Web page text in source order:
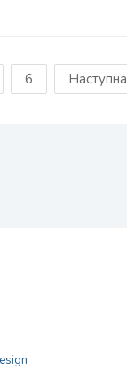
6 Наступна